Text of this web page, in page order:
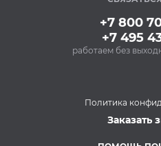
подставки
610-1 (1
588 Р
Сушильная
+7 800
+7 495
работаем без
Политика
Заказать